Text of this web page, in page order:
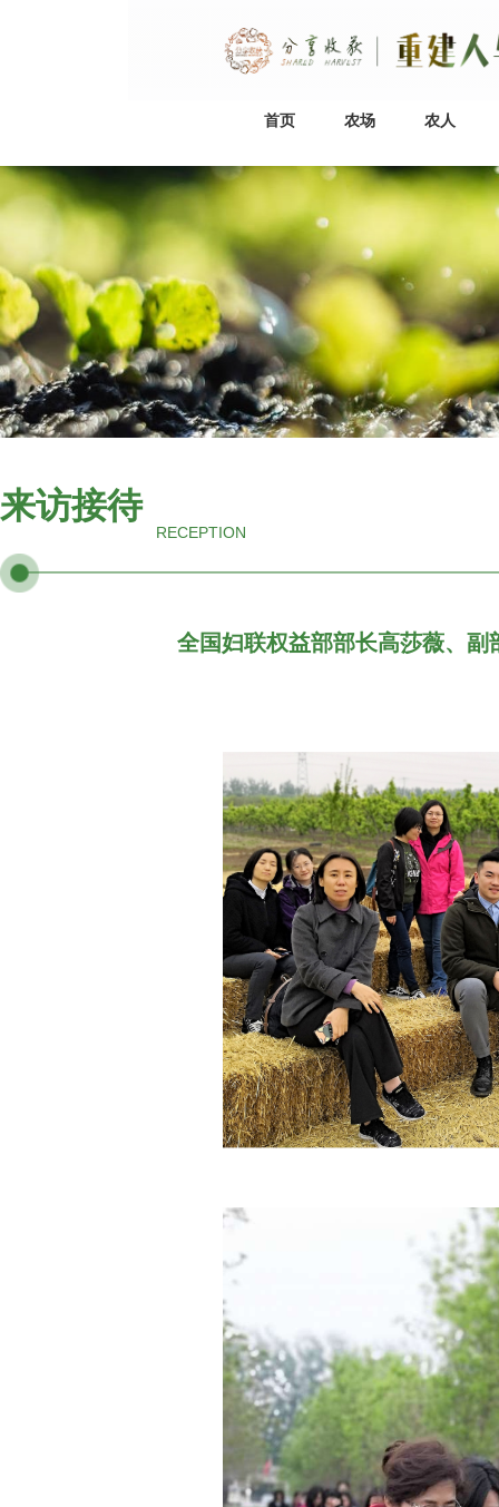
首页 农场 农人
来访接待
RECEPTION
全国妇联权益部部长高莎薇、